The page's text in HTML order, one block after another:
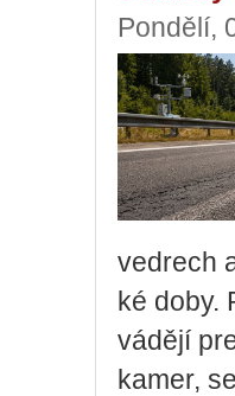
Pondělí,
ved­rech
ké doby.
vá­dě­jí
kamer,